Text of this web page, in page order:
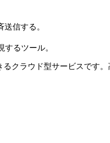
信する。
るツール。
クラウド型サービスです